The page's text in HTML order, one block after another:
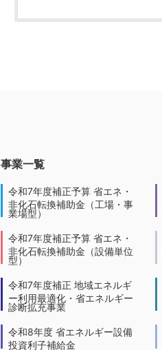
事業一覧
令和7年度補正予算 省エネ・
非化石転換補助金（工場・事
業場型）
令和7年度補正予算 省エネ・
非化石転換補助金（設備単位
型）
令和7年度補正 地域エネルギ
ー利用最適化・省エネルギー
診断拡充事業
令和8年度 省エネルギー設備
投資利子補給金